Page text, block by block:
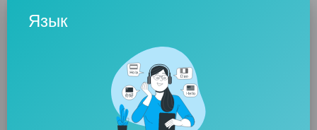
Язык